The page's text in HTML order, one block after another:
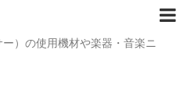
）の使用機材や楽器・音楽ニ